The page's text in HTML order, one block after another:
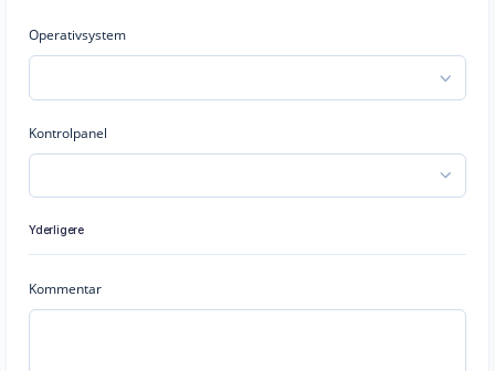
Operativsystem
Kontrolpanel
Yderligere
Kommentar